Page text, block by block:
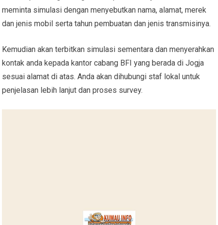
meminta simulasi dengan menyebutkan nama, alamat, merek
dan jenis mobil serta tahun pembuatan dan jenis transmisinya.
Kemudian akan terbitkan simulasi sementara dan menyerahkan
kontak anda kepada kantor cabang BFI yang berada di Jogja
sesuai alamat di atas. Anda akan dihubungi staf lokal untuk
penjelasan lebih lanjut dan proses survey.